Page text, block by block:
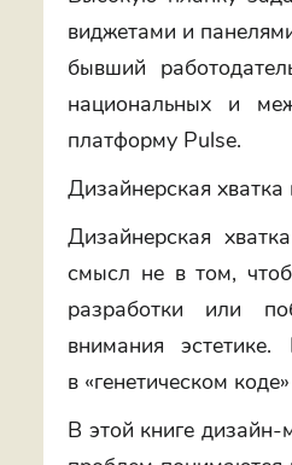
виджетами и
бывший
национальных и
платформу Pulse.
Дизайнерская
Дизайнерская
смысл не в том,
разработки или
внимания
в «генетическом
В этой книге